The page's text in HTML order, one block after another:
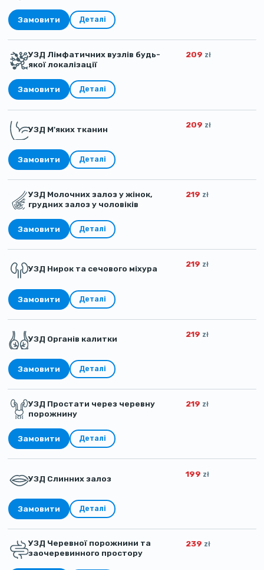
Замовити Деталі
УЗД Лімфатичних вузлів будь-
якої локалізації
209 zł
Замовити Деталі
УЗД М'яких тканин 209 zł
Замовити Деталі
УЗД Молочних залоз у жінок,
грудних залоз у чоловіків
219 zł
Замовити Деталі
УЗД Нирок та сечового міхура 219 zł
Замовити Деталі
УЗД Органів калитки 219 zł
Замовити Деталі
УЗД Простати через черевну
порожнину
219 zł
Замовити Деталі
УЗД Слинних залоз 199 zł
Замовити Деталі
УЗД Черевної порожнини та
заочеревинного простору
239 zł